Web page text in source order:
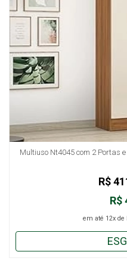
Multiuso Nt4045 com 2 Portas
R$
em até 12x de
R$